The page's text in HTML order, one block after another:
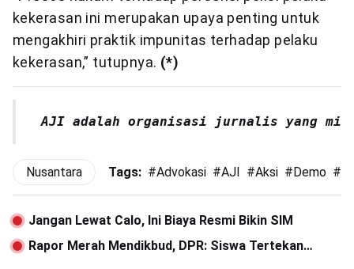
kekerasan ini merupakan upaya penting untuk
mengakhiri praktik impunitas terhadap pelaku
kekerasan,” tutupnya. (*)
AJI adalah organisasi jurnalis yang
Nusantara Tags: #Advokasi #AJI #Aksi #Demo #
Jangan Lewat Calo, Ini Biaya Resmi Bikin SIM
Rapor Merah Mendikbud, DPR: Siswa Tertekan